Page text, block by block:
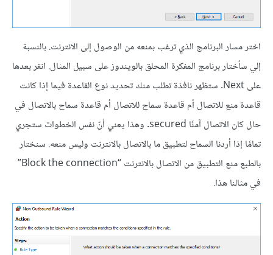
اختر مسار البرنامج الذي ترغب بمنعه من الوصول إلى الانترنت. بالنسبة
إلي سأختار برنامج المفكرة المحلق بالويندوز على سبيل المثال. انقر بعدها
على Next. ستظهر نافذة تطلب منك تحديد نوع القاعدة فيما إذا كانت
قاعدة منع للاتصال أم قاعدة سماح للاتصال أم قاعدة سماح بالاتصال في
حال كان الاتصال آمنًا secured. وهذا يعني أنّ نفس الخطوات ستجري
تمامًا إذا أردنا السماح لتطبيق ما بالاتصال بالانترنت وليس منعه. سنختار
بالطبع منع التطبيق من الاتصال بالانترنت “Block the connection”
في مثالنا هذا.